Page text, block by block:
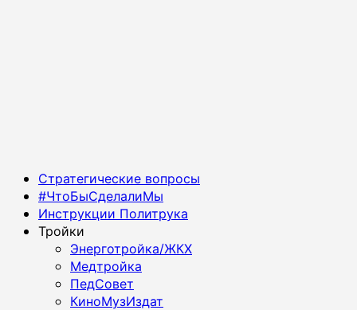
Основное
меню
Стратегические вопросы
#ЧтоБыСделалиМы
Инструкции Политрука
Тройки
Энерготройка/ЖКХ
Медтройка
ПедСовет
КиноМузИздат